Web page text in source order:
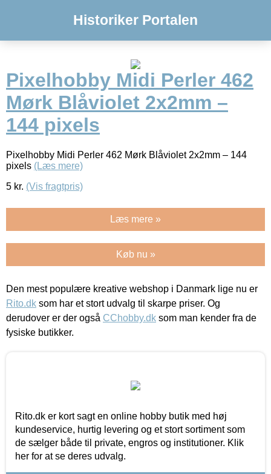
Historiker Portalen
Pixelhobby Midi Perler 462
Mørk Blåviolet 2x2mm –
144 pixels
Pixelhobby Midi Perler 462 Mørk Blåviolet 2x2mm – 144
pixels (Læs mere)
5 kr. (Vis fragtpris)
Læs mere »
Køb nu »
Den mest populære kreative webshop i Danmark lige nu er
Rito.dk som har et stort udvalg til skarpe priser. Og
derudover er der også CChobby.dk som man kender fra de
fysiske butikker.
Rito.dk er kort sagt en online hobby butik med høj
kundeservice, hurtig levering og et stort sortiment som
de sælger både til private, engros og institutioner. Klik
her for at se deres udvalg.